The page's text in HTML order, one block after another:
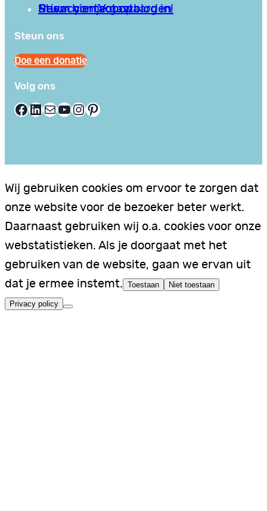
Privacy en Voorwaarden
Stuur hier je gastblog in!
Neem contact op
Steun ons
Doe een donatie
Volg ons
Facebook LinkedIn E-mail YouTube InstagramPinterest
Wij gebruiken cookies om ervoor te zorgen dat
onze website voor de bezoeker beter werkt.
Daarnaast gebruiken wij o.a. cookies voor onze
webstatistieken. Als je doorgaat met het
gebruiken van de website, gaan we ervan uit
dat je ermee instemt. Toestaan Niet toestaan
Privacy policy